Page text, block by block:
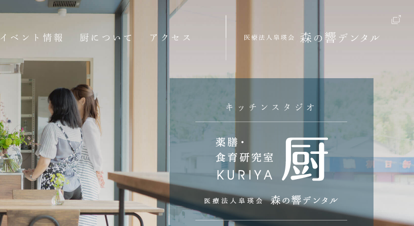
イベント情報 厨について アクセス
キッチンスタジオ